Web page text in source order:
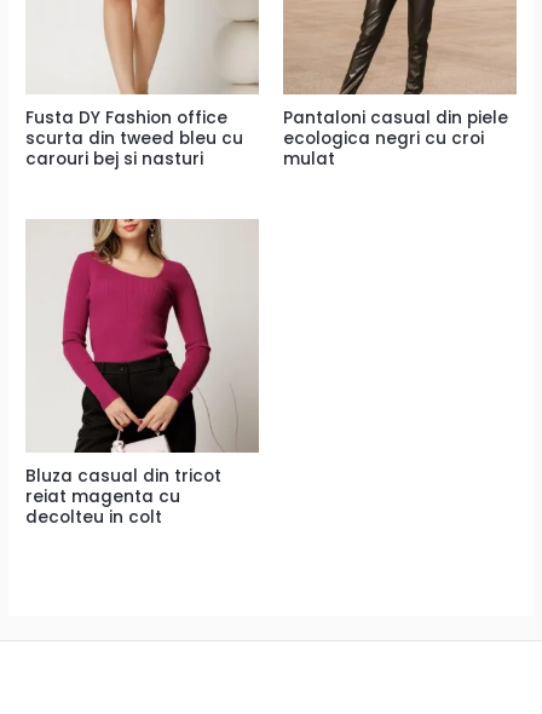
Fusta DY Fashion office
scurta din tweed bleu cu
carouri bej si nasturi
Pantaloni casual din piele
ecologica negri cu croi
mulat
Bluza casual din tricot
reiat magenta cu
decolteu in colt